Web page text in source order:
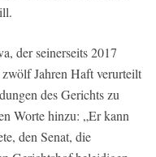
der seinerseits 2017
Jahren Haft verurteilt
des Gerichts zu
Worte hinzu: „Er kann
den Senat, die